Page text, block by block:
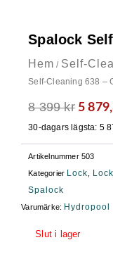
Spalock
Hem / Self-
Self-Cleaning 638 –
8 399kr Det
var:
8
5
30-dagars lägsta: 5
Artikelnummer503
Kategorier Lock
Spalock
Varumärke: Hydropool
Slut i lager